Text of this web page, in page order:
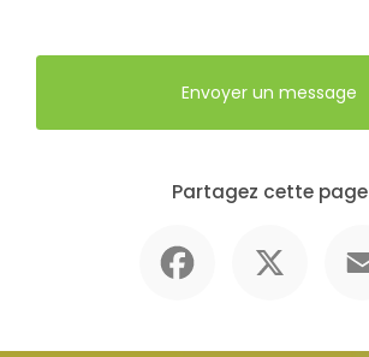
Envoyer un message
Partagez cette page